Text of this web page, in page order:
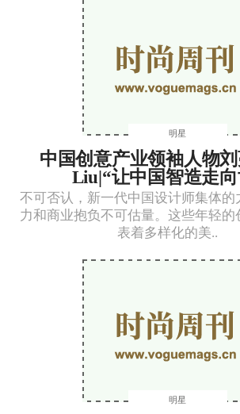
明星
中国创意产业领袖人物
Liu|“让中国智造走
不可否认，新一代中国设计师集体的
力和商业抱负不可估量。这些年轻的
表着多样化的美..
明星